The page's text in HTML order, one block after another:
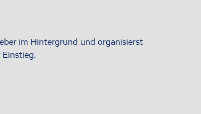
im Hintergrund und organisierst